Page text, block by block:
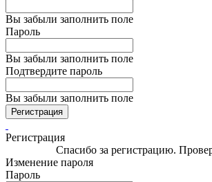
Вы забыли заполнить поле
Пароль
Вы забыли заполнить поле
Подтвердите пароль
Вы забыли заполнить поле
Регистрация
Регистрация
Спасибо за регистрацию.
Изменение пароля
Пароль